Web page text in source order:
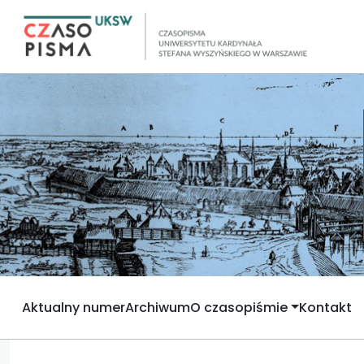
Aktualny numerArchiwumO czasopiśmie Kontakt